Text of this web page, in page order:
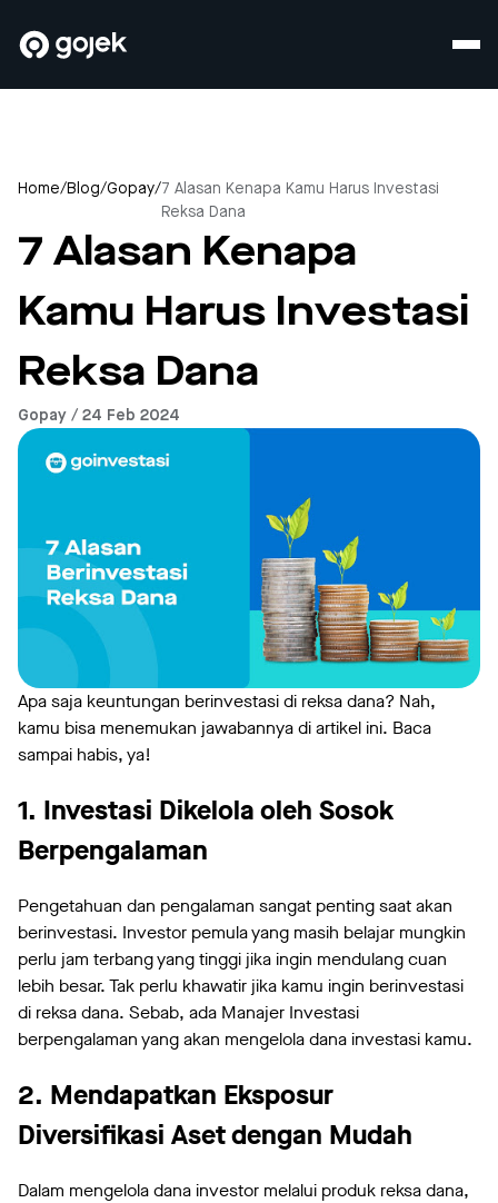
Home/Blog/Gopay/7 Alasan Kenapa Kamu Harus Investasi
Reksa Dana
7 Alasan Kenapa
Kamu Harus Investasi
Reksa Dana
Gopay / 24 Feb 2024
Apa saja keuntungan berinvestasi di reksa dana? Nah,
kamu bisa menemukan jawabannya di artikel ini. Baca
sampai habis, ya!
1. Investasi Dikelola oleh Sosok
Berpengalaman
Pengetahuan dan pengalaman sangat penting saat akan
berinvestasi. Investor pemula yang masih belajar mungkin
perlu jam terbang yang tinggi jika ingin mendulang cuan
lebih besar. Tak perlu khawatir jika kamu ingin berinvestasi
di reksa dana. Sebab, ada Manajer Investasi
berpengalaman yang akan mengelola dana investasi kamu.
2. Mendapatkan Eksposur
Diversifikasi Aset dengan Mudah
Dalam mengelola dana investor melalui produk reksa dana,